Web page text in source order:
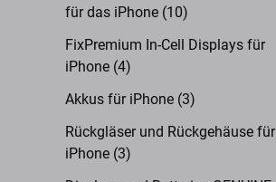
für das iPhone (10)
FixPremium In-Cell Displays für
iPhone (4)
Akkus für iPhone (3)
Rückgläser und Rückgehäuse für
iPhone (3)